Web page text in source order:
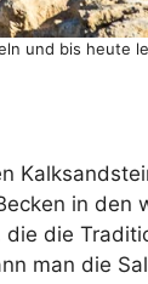
und bis heute
in den
die
man die